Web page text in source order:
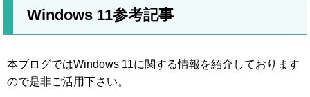
Windows 11参考記事
本ブログではWindows 11に関する情報を紹介しております
ので是非ご活用下さい。